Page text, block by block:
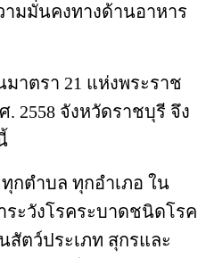
ามมั่นคงทางด้านอาหาร
าตรา 21 แห่งพระราช
2558 จังหวัดราชบุรี จึง
กตำบล ทุกอำเภอ ใน
ระวังโรคระบาดชนิดโรค
สัตว์ประเภท สุกรและ